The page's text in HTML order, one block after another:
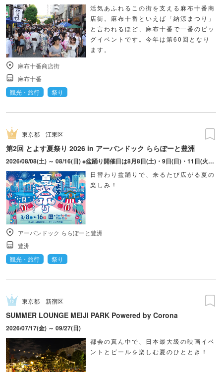
活気あふれるこの街を支える麻布十番商
店街。麻布十番といえば「納涼まつり」
と言われるほど、麻布十番で一番のビッ
グイベントです。今年は第60回となり
ます。
麻布十番商店街
麻布十番
観光・旅行
祭り
東京都 江東区
第2回 とよす夏祭り 2026 in アーバンドック ららぽーと豊洲
2026/08/08(土) ～ 08/16(日) ※盆踊り開催日は8月8日(土)・9日(日)・11日(火・祝)・15日(土)・16日(日)のみ。 ※縁日およびキッチンカーについては期間中の全日程営業予定。 ※開催コンテンツは日によって異なります。
日替わり盆踊りで、来るたび広がる夏の
楽しみ！
アーバンドック ららぽーと豊洲
豊洲
観光・旅行
祭り
東京都 新宿区
SUMMER LOUNGE MEIJI PARK Powered by Corona
2026/07/17(金) ～ 09/27(日)
都会の真ん中で、日本最大級の映画イベ
ントとビールを楽しむ夏のひととき！